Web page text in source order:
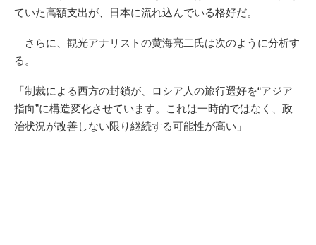
ていた高額支出が、日本に流れ込んでいる格好だ。
さらに、観光アナリストの黄海亮二氏は次のように分析す
る。
「制裁による西方の封鎖が、ロシア人の旅行選好を“アジア
指向”に構造変化させています。これは一時的ではなく、政
治状況が改善しない限り継続する可能性が高い」